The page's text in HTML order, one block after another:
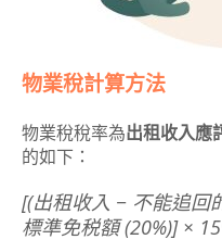
物業稅計算方法
物業稅稅率為出租收入應
的如下：
[(出租收入 − 不能追回
標準免税額 (20%)] ×